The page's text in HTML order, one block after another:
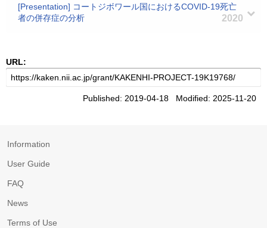
[Presentation] コートジボワール国におけるCOVID-19死亡
者の併存症の分析
2020
URL:
Published: 2019-04-18 Modified: 2025-11-20
Information
User Guide
FAQ
News
Terms of Use